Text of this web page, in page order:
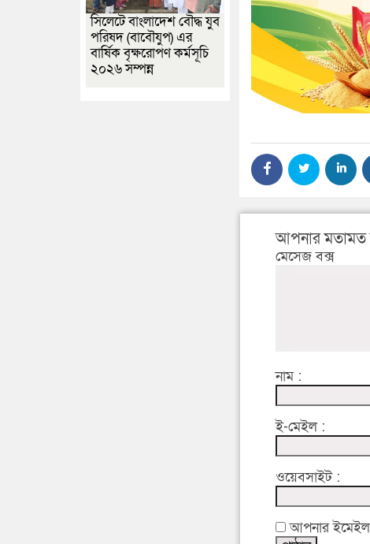
আপনার মতামত
মেসেজ বক্স
নাম :
ই-মেইল :
ওয়েবসাইট :
আপনার ইমেইল
সিলেটে বাংলাদেশ বৌদ্ধ যুব
পরিষদ (বাবৌযুপ) এর
বার্ষিক বৃক্ষরোপণ কর্মসূচি
২০২৬ সম্পন্ন